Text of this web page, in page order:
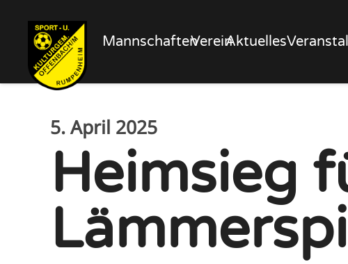
MannschaftenVereinAktuelles
5. April 2025
Heimsieg